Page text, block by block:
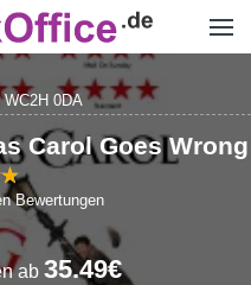
WC2H 0DA
Carol Goes Wrong
Bewertungen
ab 35.49€